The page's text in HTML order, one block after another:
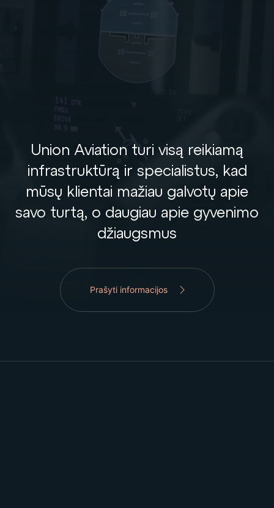
Union Aviation turi visą reikiamą
infrastruktūrą ir specialistus, kad
mūsų klientai mažiau galvotų apie
savo turtą, o daugiau apie gyvenimo
džiaugsmus
Prašyti informacijos